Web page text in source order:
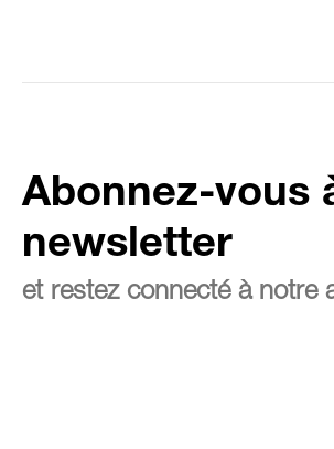
Abonnez-vous
newsletter
et restez connecté à notre